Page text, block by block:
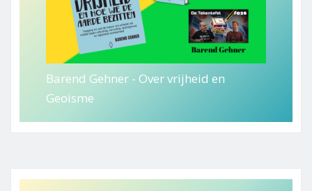
Barend Gehner - Over vrijheid en
Geoisme